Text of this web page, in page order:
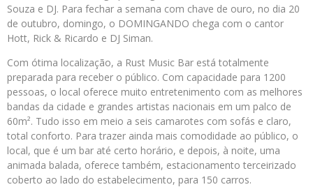
Souza e DJ. Para fechar a semana com chave de ouro, no dia 20
de outubro, domingo, o DOMINGANDO chega com o cantor
Hott, Rick & Ricardo e DJ Siman.
Com ótima localização, a Rust Music Bar está totalmente
preparada para receber o público. Com capacidade para 1200
pessoas, o local oferece muito entretenimento com as melhores
bandas da cidade e grandes artistas nacionais em um palco de
60m². Tudo isso em meio a seis camarotes com sofás e claro,
total conforto. Para trazer ainda mais comodidade ao público, o
local, que é um bar até certo horário, e depois, à noite, uma
animada balada, oferece também, estacionamento terceirizado
coberto ao lado do estabelecimento, para 150 carros.